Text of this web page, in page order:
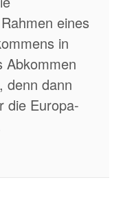
eines
in
Abkommen
denn dann
die Europa-